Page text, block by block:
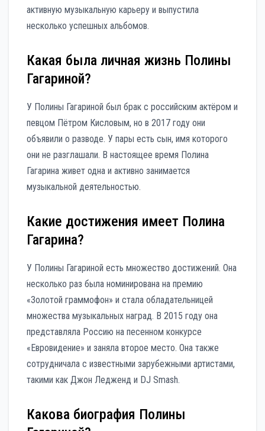
активную музыкальную карьеру и выпустила
несколько успешных альбомов.
Какая была личная жизнь Полины
Гагариной?
У Полины Гагариной был брак с российским актёром и
певцом Пётром Кисловым, но в 2017 году они
объявили о разводе. У пары есть сын, имя которого
они не разглашали. В настоящее время Полина
Гагарина живет одна и активно занимается
музыкальной деятельностью.
Какие достижения имеет Полина
Гагарина?
У Полины Гагариной есть множество достижений. Она
несколько раз была номинирована на премию
«Золотой граммофон» и стала обладательницей
множества музыкальных наград. В 2015 году она
представляла Россию на песенном конкурсе
«Евровидение» и заняла второе место. Она также
сотрудничала с известными зарубежными артистами,
такими как Джон Ледженд и DJ Smash.
Какова биография Полины